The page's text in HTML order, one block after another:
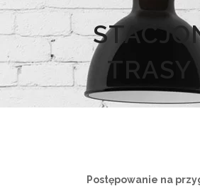
TRASY
Postępowanie na